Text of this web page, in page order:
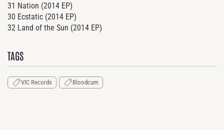
31 Nation (2014 EP)
30 Ecstatic (2014 EP)
32 Land of the Sun (2014 EP)
TAGS
VIC Records Bloodcum